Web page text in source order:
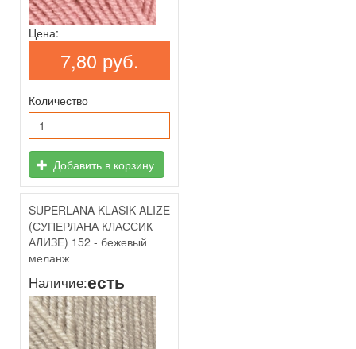
Цена:
7,80 руб.
Количество
Добавить в корзину
SUPERLANA KLASIK ALIZE
(СУПЕРЛАНА КЛАССИК
АЛИЗЕ) 152 - бежевый
меланж
Наличие:есть